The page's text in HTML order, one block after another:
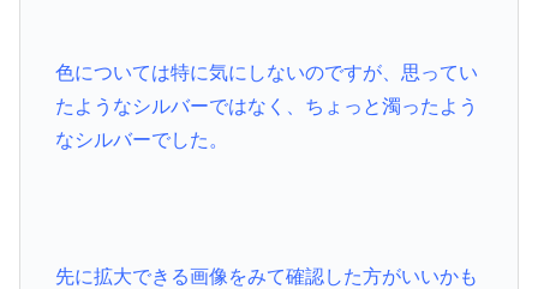
色については特に気にしないのですが、思ってい
たようなシルバーではなく、ちょっと濁ったよう
なシルバーでした。
先に拡大できる画像をみて確認した方がいいかも